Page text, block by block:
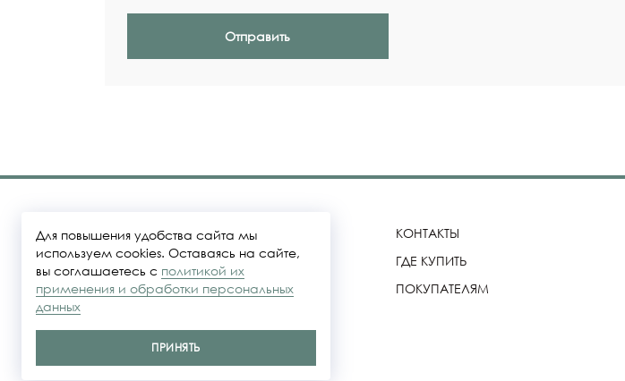
Отправить
Политика конфидециальности
являются публичной офертой
КОНТАКТЫ
ГДЕ КУПИТЬ
ПОКУПАТЕЛЯМ
Для повышения удобства сайта мы
используем cookies. Оставаясь на сайте,
вы соглашаетесь с политикой их
применения и обработки персональных
данных
ПРИНЯТЬ